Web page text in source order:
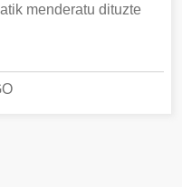
menderatu dituzte